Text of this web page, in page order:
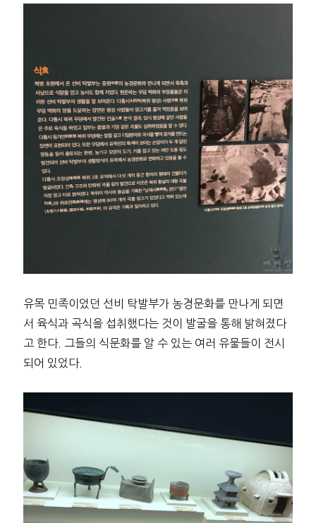
유목 민족이었던 선비 탁발부가 농경문화를 만나게 되면
서 육식과 곡식을 섭취했다는 것이 발굴을 통해 밝혀졌다
고 한다. 그들의 식문화를 알 수 있는 여러 유물들이 전시
되어 있었다.